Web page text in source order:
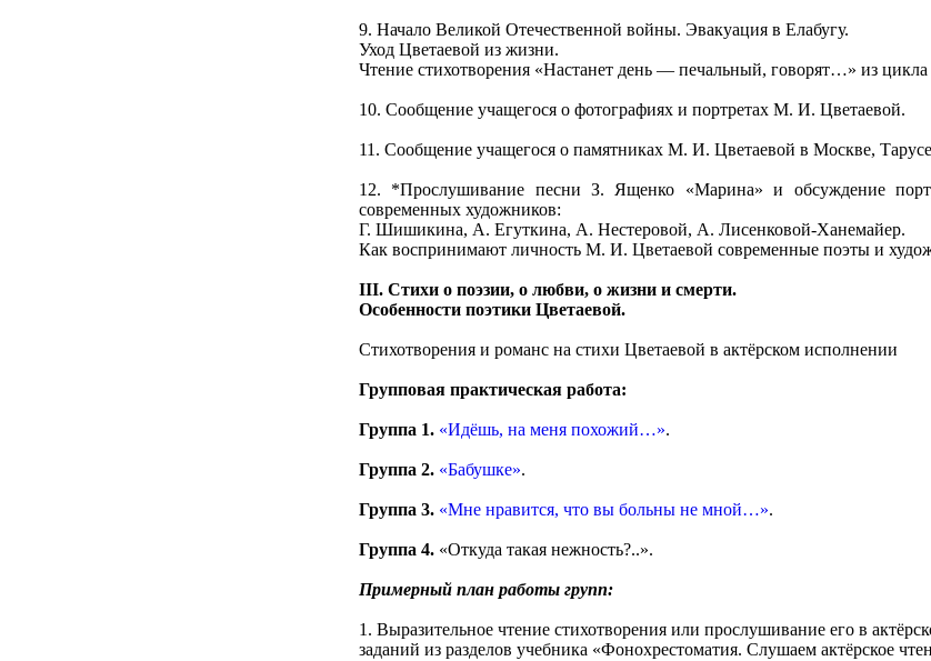
9. Начало Великой Отечественной войны. Эвакуация в Елабугу.
Уход Цветаевой из жизни.
Чтение стихотворения «Настанет день — печальный, говорят…» из
10. Сообщение учащегося о фотографиях и портретах М. И. Цветаевой.
11. Сообщение учащегося о памятниках М. И. Цветаевой в Москве,
12. *Прослушивание песни З. Ященко «Марина» и обсуждение
современных художников:
Г. Шишикина, А. Егуткина, А. Нестеровой, А. Лисенковой-Ханемайер.
Как воспринимают личность М. И. Цветаевой современные поэты и
III. Стихи о поэзии, о любви, о жизни и смерти.
Особенности поэтики Цветаевой.
Стихотворения и романс на стихи Цветаевой в актёрском исполнении
Групповая практическая работа:
Группа 1. «Идёшь, на меня похожий…».
Группа 2. «Бабушке».
Группа 3. «Мне нравится, что вы больны не мной…».
Группа 4. «Откуда такая нежность?..».
Примерный план работы групп:
1. Выразительное чтение стихотворения или прослушивание его в
заданий из разделов учебника «Фонохрестоматия. Слушаем актёрское